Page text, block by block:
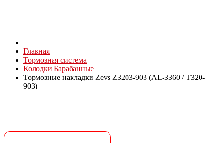
Главная
Тормозная система
Колодки Барабанные
Тормозные накладки Zevs Z3203-903 (AL-3360 / T320-
903)